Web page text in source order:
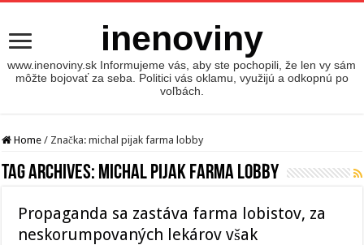
inenoviny
www.inenoviny.sk Informujeme vás, aby ste pochopili, že len vy sám
môžte bojovať za seba. Politici vás oklamu, využijú a odkopnú po
voľbách.
Home / Značka:michal pijak farma lobby
Tag Archives: michal pijak farma lobby
Propaganda sa zastáva farma lobistov, za
neskorumpovaných lekárov však